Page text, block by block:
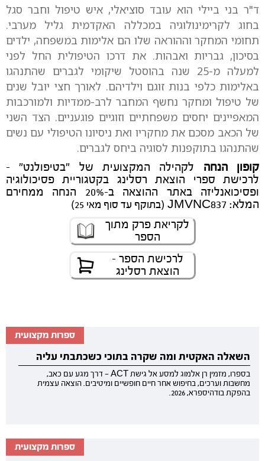
ד"ר בני ביילי הוא עובד סוציאלי, איש טיפול וחבר סגל
בחוג לקרימינולוגיה במכללה האקדמית גליל מערבי.
תחומי המחקר וההוראה שלו הם אלימות במשפחה, ילדים
בסיכון, גבריות ואבהות. את דרכו הטיפולית החל לפני
למעלה מ-25 שנה בהוסטל שיקומי לגברים שהתנהגו
באלימות כלפי בנות זוגם וילדיהם. לאורך חצי יובל שנים
של טיפול ומחקר נחשף המחבר לרב-ממדיות ולמורכבות
המאפיינים יחסים משפחתיים וזוגיים פוגעניים. הצד השני
של הכאב מסכם את מחקריו ואת ניסיונו הטיפולי עם נשים
שהתנהגו בתוקפנות לסוגיה ביחס לגברים.
קופון הנחה לקהילה המקצועית של "בטיפולנט" -
לרכישת ספרי הוצאת רסלינג בקטגוריית פסיכולוגיה
ופסיכואנליזה באתר ההוצאה ב-20% הנחה ממחירם
המלא: JMVNC837
(בתוקף עד סוף מאי 25)
לקריאת פרק מתוך
הספר
לרכישת הספר -
הוצאת רסלינג
ספרות מקצועית
השאלה האקטית ומה שקרה בתוכי כשכתבתי עליה
בספרו, מזמין רן אלמוג למסע אל גישת ACT — דרך מגע עם כאב,
מחשבות וערכים, בחיפוש אחר חיים חופשיים ומיטיבים. הוצאה עצמית
בהפקת בודהיספרא, 2026.
ספרות מקצועית